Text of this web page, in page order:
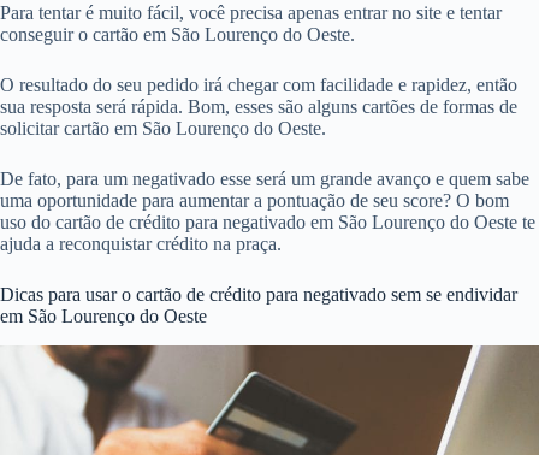
Para tentar é muito fácil, você precisa apenas entrar no site e tentar
conseguir o cartão em São Lourenço do Oeste.
O resultado do seu pedido irá chegar com facilidade e rapidez, então
sua resposta será rápida. Bom, esses são alguns cartões de formas de
solicitar cartão em São Lourenço do Oeste.
De fato, para um negativado esse será um grande avanço e quem sabe
uma oportunidade para aumentar a pontuação de seu score? O bom
uso do cartão de crédito para negativado em São Lourenço do Oeste te
ajuda a reconquistar crédito na praça.
Dicas para usar o cartão de crédito para negativado sem se endividar
em São Lourenço do Oeste